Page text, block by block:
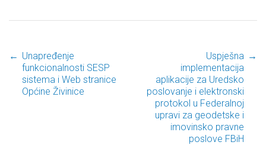
Post navigation
← Unapređenje
funkcionalnosti SESP
sistema i Web stranice
Općine Živinice
Uspješna
implementacija
aplikacije za Uredsko
poslovanje i elektronski
protokol u Federalnoj
upravi za geodetske i
imovinsko pravne
poslove FBiH
→